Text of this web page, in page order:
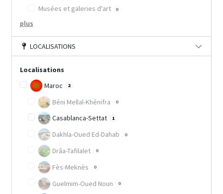
Musées et galeries d'art 0
plus
LOCALISATIONS
Localisations
Maroc
2
Béni Mellal-Khénifra 0
Casablanca-Settat 1
Dakhla-Oued Ed-Dahab 0
Drâa-Tafilalet 0
Fès-Meknès 0
Guelmim-Oued Noun 0